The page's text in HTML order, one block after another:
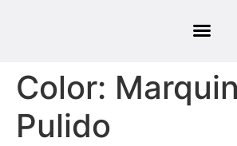
Color:
Pulido